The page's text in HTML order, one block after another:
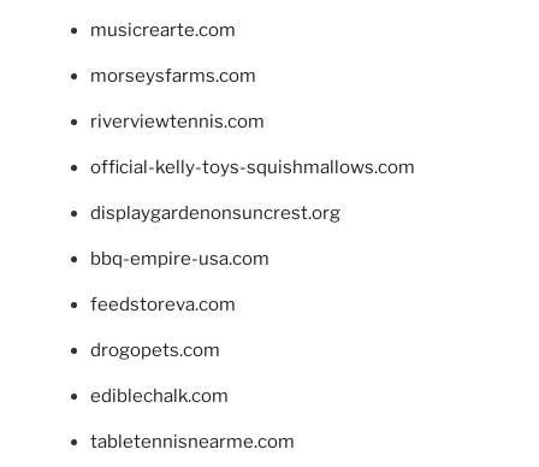
musicrearte.com
morseysfarms.com
riverviewtennis.com
official-kelly-toys-squishmallows.com
displaygardenonsuncrest.org
bbq-empire-usa.com
feedstoreva.com
drogopets.com
ediblechalk.com
tabletennisnearme.com